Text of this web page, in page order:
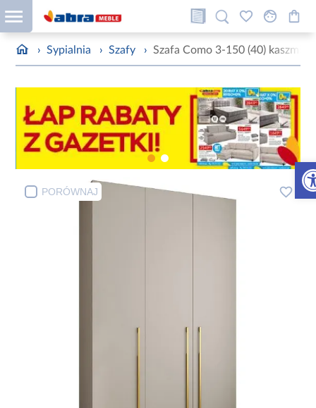
› Sypialnia › Szafy › Szafa Como 3-150 (40) kaszmir/
PORÓWNAJ